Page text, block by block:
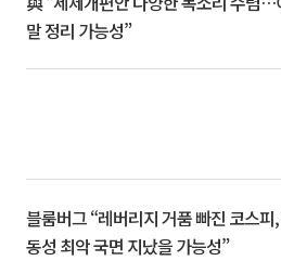
말 정리 가능성”
블룸버그 “레버리지 거품 빠진 코스피
동성 최악 국면 지났을 가능성”